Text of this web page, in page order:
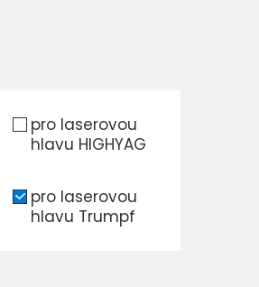
pro laserovou
hlavu HIGHYAG
pro laserovou
hlavu Trumpf